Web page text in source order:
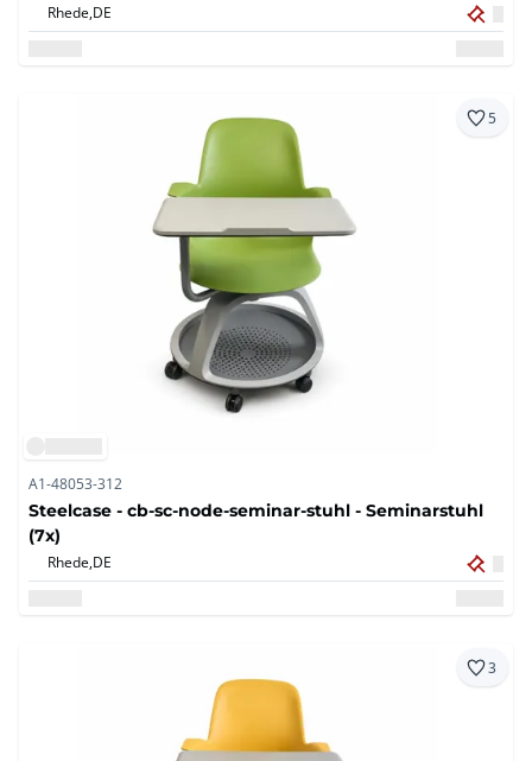
Rhede,DE
5
A1-48053-312
Steelcase - cb-sc-node-seminar-stuhl - Seminarstuhl
(7x)
Rhede,DE
3